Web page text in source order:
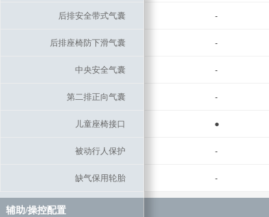
后排安全带式气囊 -
后排座椅防下滑气囊 -
中央安全气囊 -
第二排正向气囊 -
儿童座椅接口 ●
被动行人保护 -
缺气保用轮胎 -
辅助/操控配置
后排安全带式气囊
后排座椅防下滑气囊
中央安全气囊
第二排正向气囊
儿童座椅接口
被动行人保护
缺气保用轮胎
辅助/操控配置